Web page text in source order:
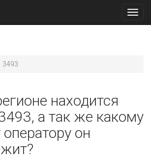
3493
находится
а так же какому
он